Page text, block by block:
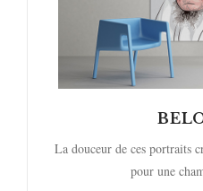
La douceur de ces portraits
pour une